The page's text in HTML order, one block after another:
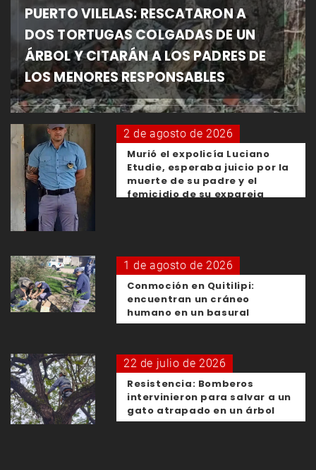
PUERTO VILELAS: RESCATARON A
DOS TORTUGAS COLGADAS DE UN
ÁRBOL Y CITARÁN A LOS PADRES DE
LOS MENORES RESPONSABLES
2 de agosto de 2026
Murió el expolicía Luciano
Etudie, esperaba juicio por la
muerte de su padre y el
femicidio de su expareja
1 de agosto de 2026
Conmoción en Quitilipi:
encuentran un cráneo
humano en un basural
22 de julio de 2026
Resistencia: Bomberos
intervinieron para salvar a un
gato atrapado en un árbol